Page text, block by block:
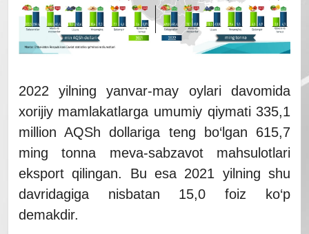
2022 yilning yanvar-may oylari davomida
xorijiy mamlakatlarga umumiy qiymati 335,1
million AQSh dollariga teng bo‘lgan 615,7
ming tonna meva-sabzavot mahsulotlari
eksport qilingan. Bu esa 2021 yilning shu
davridagiga nisbatan 15,0 foiz ko‘p
demakdir.